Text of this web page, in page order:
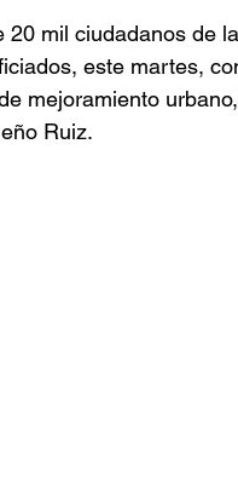
20 mil ciudadanos de
este martes,
mejoramiento
Ruiz.